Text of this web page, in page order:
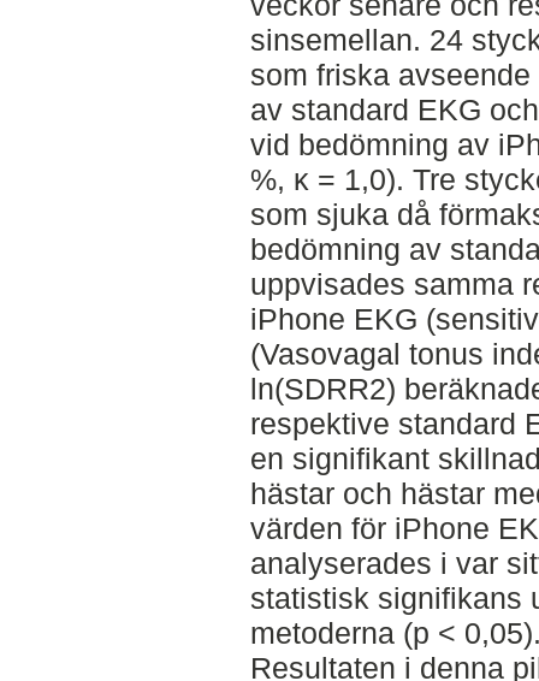
sinsemellan. 24
som friska
av standard EKG
vid bedömning av
%, κ = 1,0). Tre
som sjuka då
bedömning av
uppvisades samma
iPhone EKG
(Vasovagal tonus
ln(SDRR2)
respektive standard
en signifikant
hästar och hästar
värden för iPhone
analyserades i var
statistisk signifikans
metoderna (p <
Resultaten i denna